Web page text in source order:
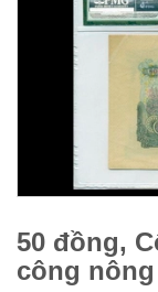
50 đồng,
công nông